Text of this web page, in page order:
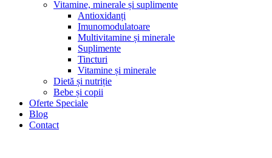
Vitamine, minerale și suplimente
Antioxidanți
Imunomodulatoare
Multivitamine și minerale
Suplimente
Tincturi
Vitamine și minerale
Dietă și nutriție
Bebe și copii
Oferte Speciale
Blog
Contact